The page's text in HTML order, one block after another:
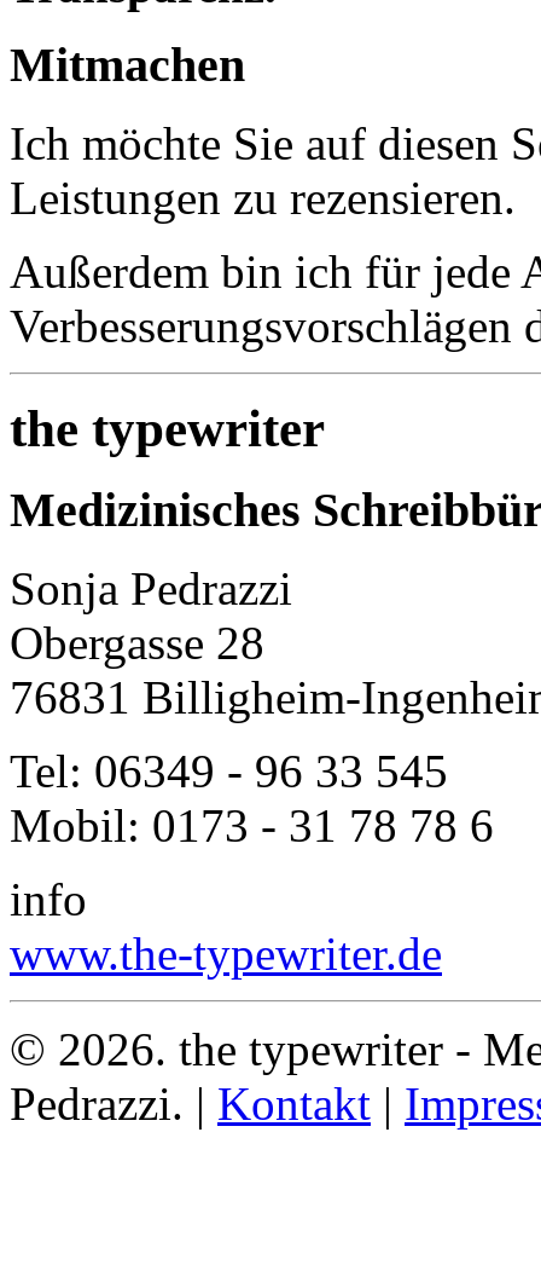
Mitmachen
Ich möchte Sie auf diesen
Leistungen zu rezensieren.
Außerdem bin ich für
Verbesserungsvorschlägen
the typewriter
Medizinisches
Sonja Pedrazzi
Obergasse 28
76831 Billigheim-
Tel: 06349 - 96 33 545
Mobil: 0173 - 31 78 78 6
info
www.the-typewriter.de
© 2026. the typewriter -
Pedrazzi. | Kontakt |